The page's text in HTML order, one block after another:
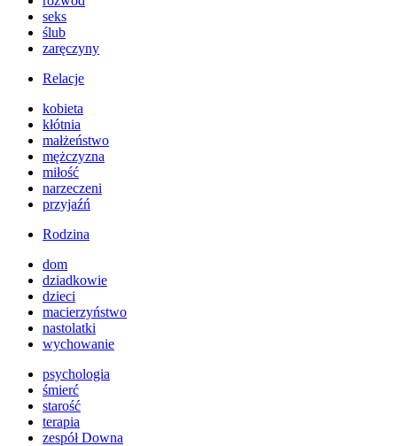
seks
ślub
zaręczyny
Relacje
kobieta
kłótnia
małżeństwo
mężczyzna
miłość
narzeczeni
przyjaźń
Rodzina
dom
dziadkowie
dzieci
macierzyństwo
nastolatki
wychowanie
psychologia
śmierć
starość
terapia
zespół Downa